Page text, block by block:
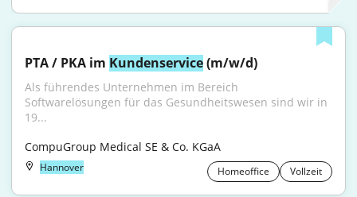
PTA / PKA im Kundenservice (m/w/d)
Als führendes Unternehmen im Bereich
Softwarelösungen für das Gesundheitswesen sind wir in
19...
CompuGroup Medical SE & Co. KGaA
Hannover Homeoffice Vollzeit